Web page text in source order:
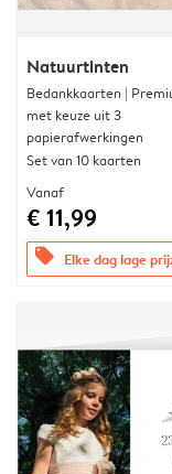
Natuurtinten
Bedankkaarten |
met keuze uit 3
papierafwerkingen
Set van 10 kaarten
Vanaf
€ 11,99
offers Elke dag lage